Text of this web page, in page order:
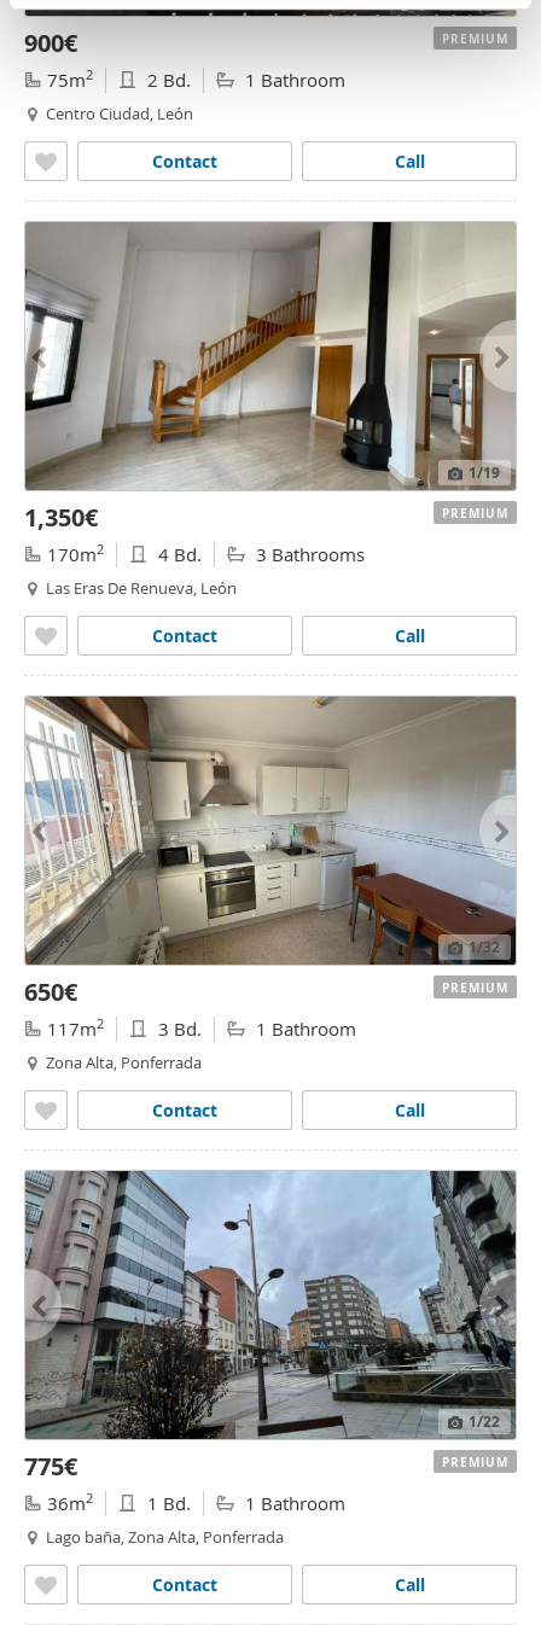
partir del uso que haya hecho de sus servicios.
n
900€
75m2 2 Bd. 1 Bathroom
Centro Ciudad, León
Call
Contact
PREMIUM
1/19
1,350€
170m2 4 Bd. 3 Bathrooms
Las Eras De Renueva, León
Call
Contact
PREMIUM
1/32
650€
117m2 3 Bd. 1 Bathroom
Zona Alta, Ponferrada
Call
Contact
PREMIUM
1/22
775€
36m2 1 Bd. 1 Bathroom
Lago baña, Zona Alta, Ponferrada
Call
Contact
PREMIUM